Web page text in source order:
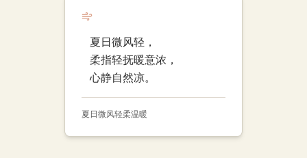
夏日微风轻，
柔指轻抚暖意浓，
心静自然凉。
夏日微风轻柔温暖